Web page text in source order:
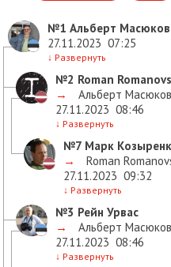
№1 Альберт Масюков
27.11.2023 07:25
↓ Развернуть
№2 Roman Romanovs
→
Альберт Масюков
27.11.2023 08:46
↓ Развернуть
№7 Марк
→
Roman
27.11.2023 09:32
↓ Развернуть
№3 Рейн Урвас
→
Альберт Масюков
27.11.2023 08:46
↓ Развернуть